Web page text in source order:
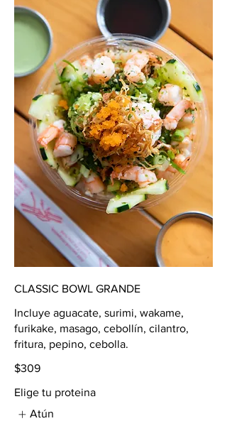
CLASSIC BOWL GRANDE
Incluye aguacate, surimi, wakame,
furikake, masago, cebollín, cilantro,
fritura, pepino, cebolla.
$309
Elige tu proteina
Atún